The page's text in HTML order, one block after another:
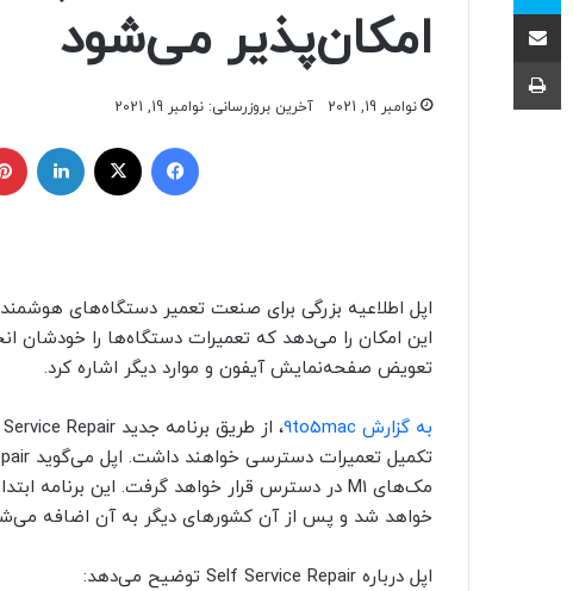
امکان‌پذیر می‌شود
نوامبر 19, 2021 آخرین بروزرسانی: نوامبر 19, 2021
ایکس
این امکان را می‌دهد که تعمیرات دستگاه‌ها را خودشان
تعویض صفحه‌نمایش آیفون و موارد دیگر اشاره کرد.
به گزارش 9to5mac
مک‌های M1
خواهد شد و پس از آن کشورهای دیگر به آن اضافه
اپل درباره Self Service Repair توضیح می‌دهد: